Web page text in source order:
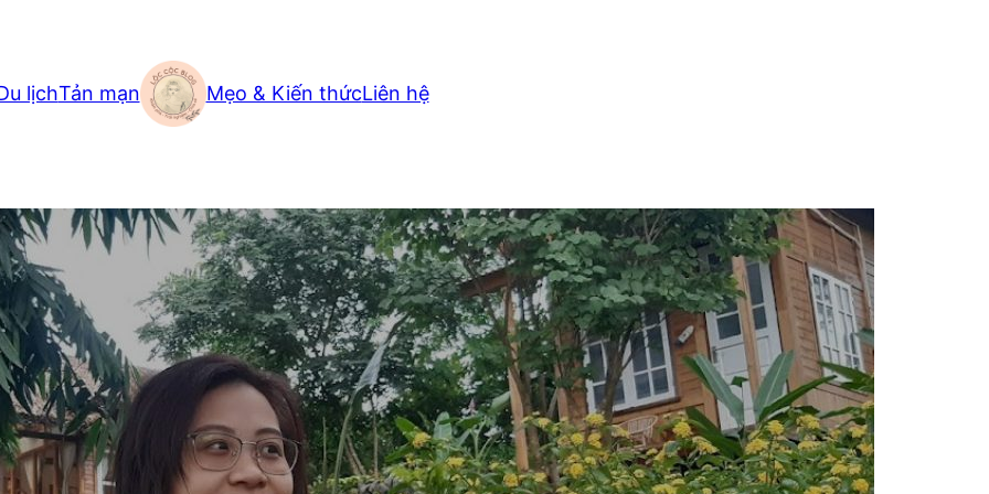
lịchTản mạn Mẹo & Kiến thứcLiên hệ